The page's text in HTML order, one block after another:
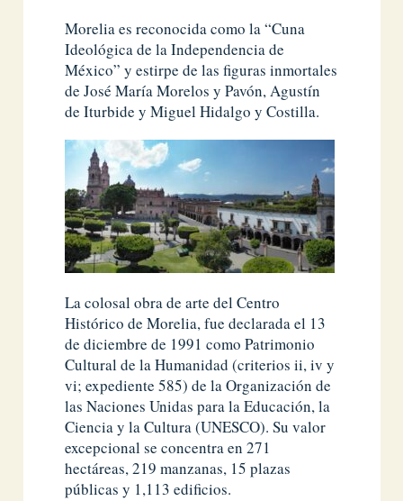
Morelia es reconocida como la “Cuna
Ideológica de la Independencia de
México” y estirpe de las figuras inmortales
de José María Morelos y Pavón, Agustín
de Iturbide y Miguel Hidalgo y Costilla.
La colosal obra de arte del Centro
Histórico de Morelia, fue declarada el 13
de diciembre de 1991 como Patrimonio
Cultural de la Humanidad (criterios ii, iv y
vi; expediente 585) de la Organización de
las Naciones Unidas para la Educación, la
Ciencia y la Cultura (UNESCO). Su valor
excepcional se concentra en 271
hectáreas, 219 manzanas, 15 plazas
públicas y 1,113 edificios.